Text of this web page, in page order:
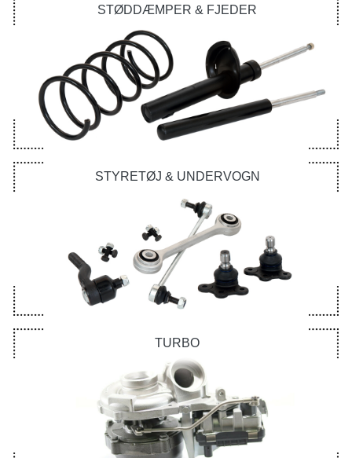
STØDDÆMPER & FJEDER
STYRETØJ & UNDERVOGN
TURBO